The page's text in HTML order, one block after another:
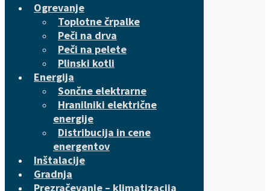
Ogrevanje
Toplotne črpalke
Peči na drva
Peči na pelete
Plinski kotli
Energija
Sončne elektrarne
Hranilniki električne
energije
Distribucija in cene
energentov
Inštalacije
Gradnja
Prezračevanje – klimatizacija